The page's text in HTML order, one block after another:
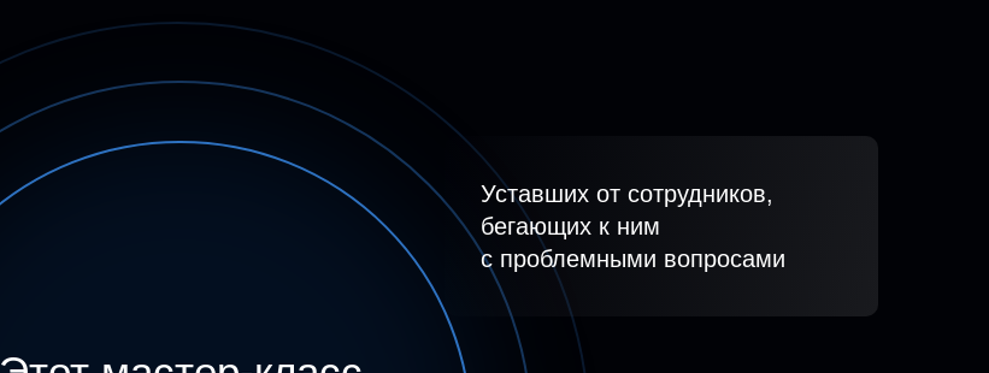
Уставших от сотрудников,
бегающих к ним
с проблемными вопросами